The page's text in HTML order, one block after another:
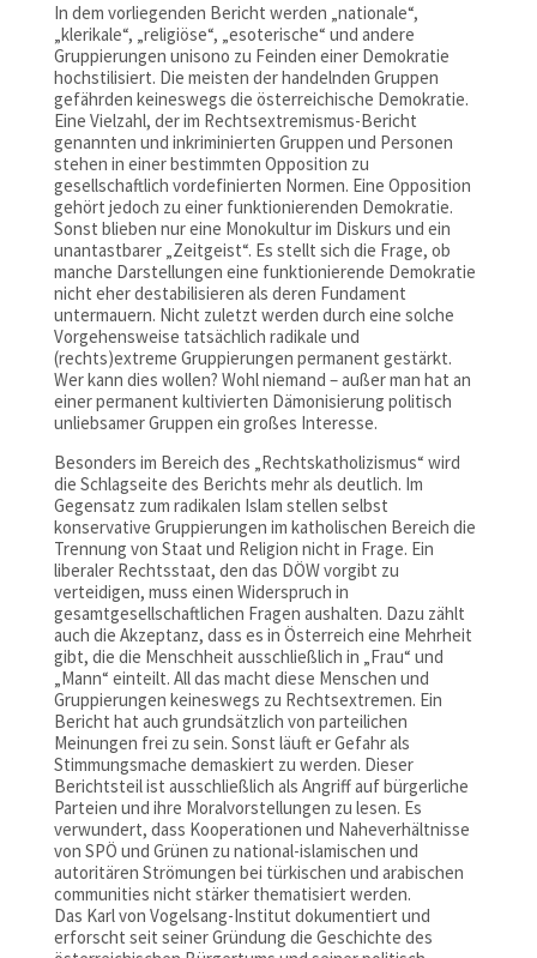
In dem vorliegenden Bericht werden „nationale“,
„klerikale“, „religiöse“, „esoterische“ und andere
Gruppierungen unisono zu Feinden einer Demokratie
hochstilisiert. Die meisten der handelnden Gruppen
gefährden keineswegs die österreichische Demokratie.
Eine Vielzahl, der im Rechtsextremismus-Bericht
genannten und inkriminierten Gruppen und Personen
stehen in einer bestimmten Opposition zu
gesellschaftlich vordefinierten Normen. Eine Opposition
gehört jedoch zu einer funktionierenden Demokratie.
Sonst blieben nur eine Monokultur im Diskurs und ein
unantastbarer „Zeitgeist“. Es stellt sich die Frage, ob
manche Darstellungen eine funktionierende Demokratie
nicht eher destabilisieren als deren Fundament
untermauern. Nicht zuletzt werden durch eine solche
Vorgehensweise tatsächlich radikale und
(rechts)extreme Gruppierungen permanent gestärkt.
Wer kann dies wollen? Wohl niemand – außer man hat an
einer permanent kultivierten Dämonisierung politisch
unliebsamer Gruppen ein großes Interesse.
Besonders im Bereich des „Rechtskatholizismus“ wird
die Schlagseite des Berichts mehr als deutlich. Im
Gegensatz zum radikalen Islam stellen selbst
konservative Gruppierungen im katholischen Bereich die
Trennung von Staat und Religion nicht in Frage. Ein
liberaler Rechtsstaat, den das DÖW vorgibt zu
verteidigen, muss einen Widerspruch in
gesamtgesellschaftlichen Fragen aushalten. Dazu zählt
auch die Akzeptanz, dass es in Österreich eine Mehrheit
gibt, die die Menschheit ausschließlich in „Frau“ und
„Mann“ einteilt. All das macht diese Menschen und
Gruppierungen keineswegs zu Rechtsextremen. Ein
Bericht hat auch grundsätzlich von parteilichen
Meinungen frei zu sein. Sonst läuft er Gefahr als
Stimmungsmache demaskiert zu werden. Dieser
Berichtsteil ist ausschließlich als Angriff auf bürgerliche
Parteien und ihre Moralvorstellungen zu lesen. Es
verwundert, dass Kooperationen und Naheverhältnisse
von SPÖ und Grünen zu national-islamischen und
autoritären Strömungen bei türkischen und arabischen
communities nicht stärker thematisiert werden.
Das Karl von Vogelsang-Institut dokumentiert und
erforscht seit seiner Gründung die Geschichte des